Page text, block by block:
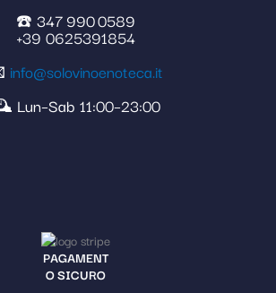
☎️ 347 990 0589
+39 0625391854
info@solovinoenoteca.it
11:00–23:00
PAGAMENT
O SICURO